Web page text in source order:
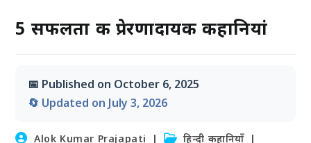
5 सफलता की प्रेरणादायक कहानियां
📅 Published on October 6, 2025
🔄 Updated on July 3, 2026
PostAlok Kumar Prajapati
Postहिन्दी कहानियाँ